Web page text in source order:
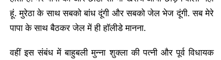
हूं. मुरेठा के साथ सबको बांध दूंगी और सबको जेल भेज दूंगी. सब मेरे
पापा के साथ बैठकर जेल में ही हॉलीडे मानना.
वहीं इस संबंध में बाहुबली मुन्ना शुक्ला की पत्नी और पूर्व विधायक